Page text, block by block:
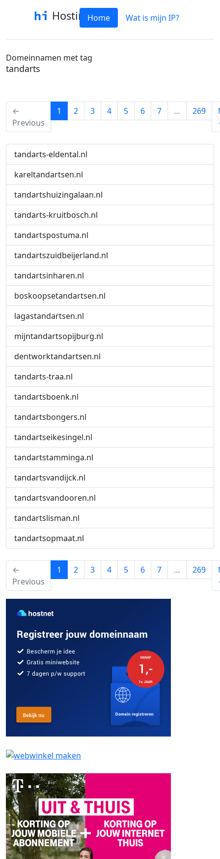
HostinfoHome Wat is mijn IP?
Domeinnamen met tag
tandarts
←
Previous
1 (current)
2 3 4 5 6 7 … 269
tandarts-eldental.nl
kareltandartsen.nl
tandartshuizingalaan.nl
tandarts-kruitbosch.nl
tandartspostuma.nl
tandartszuidbeijerland.nl
tandartsinharen.nl
boskoopsetandartsen.nl
lagastandartsen.nl
mijntandartsopijburg.nl
dentworktandartsen.nl
tandarts-traa.nl
tandartsboenk.nl
tandartsbongers.nl
tandartseikesingel.nl
tandartstamminga.nl
tandartsvandijck.nl
tandartsvandooren.nl
tandartslisman.nl
tandartsopmaat.nl
←
Previous
1 (current)
2 3 4 5 6 7 … 269